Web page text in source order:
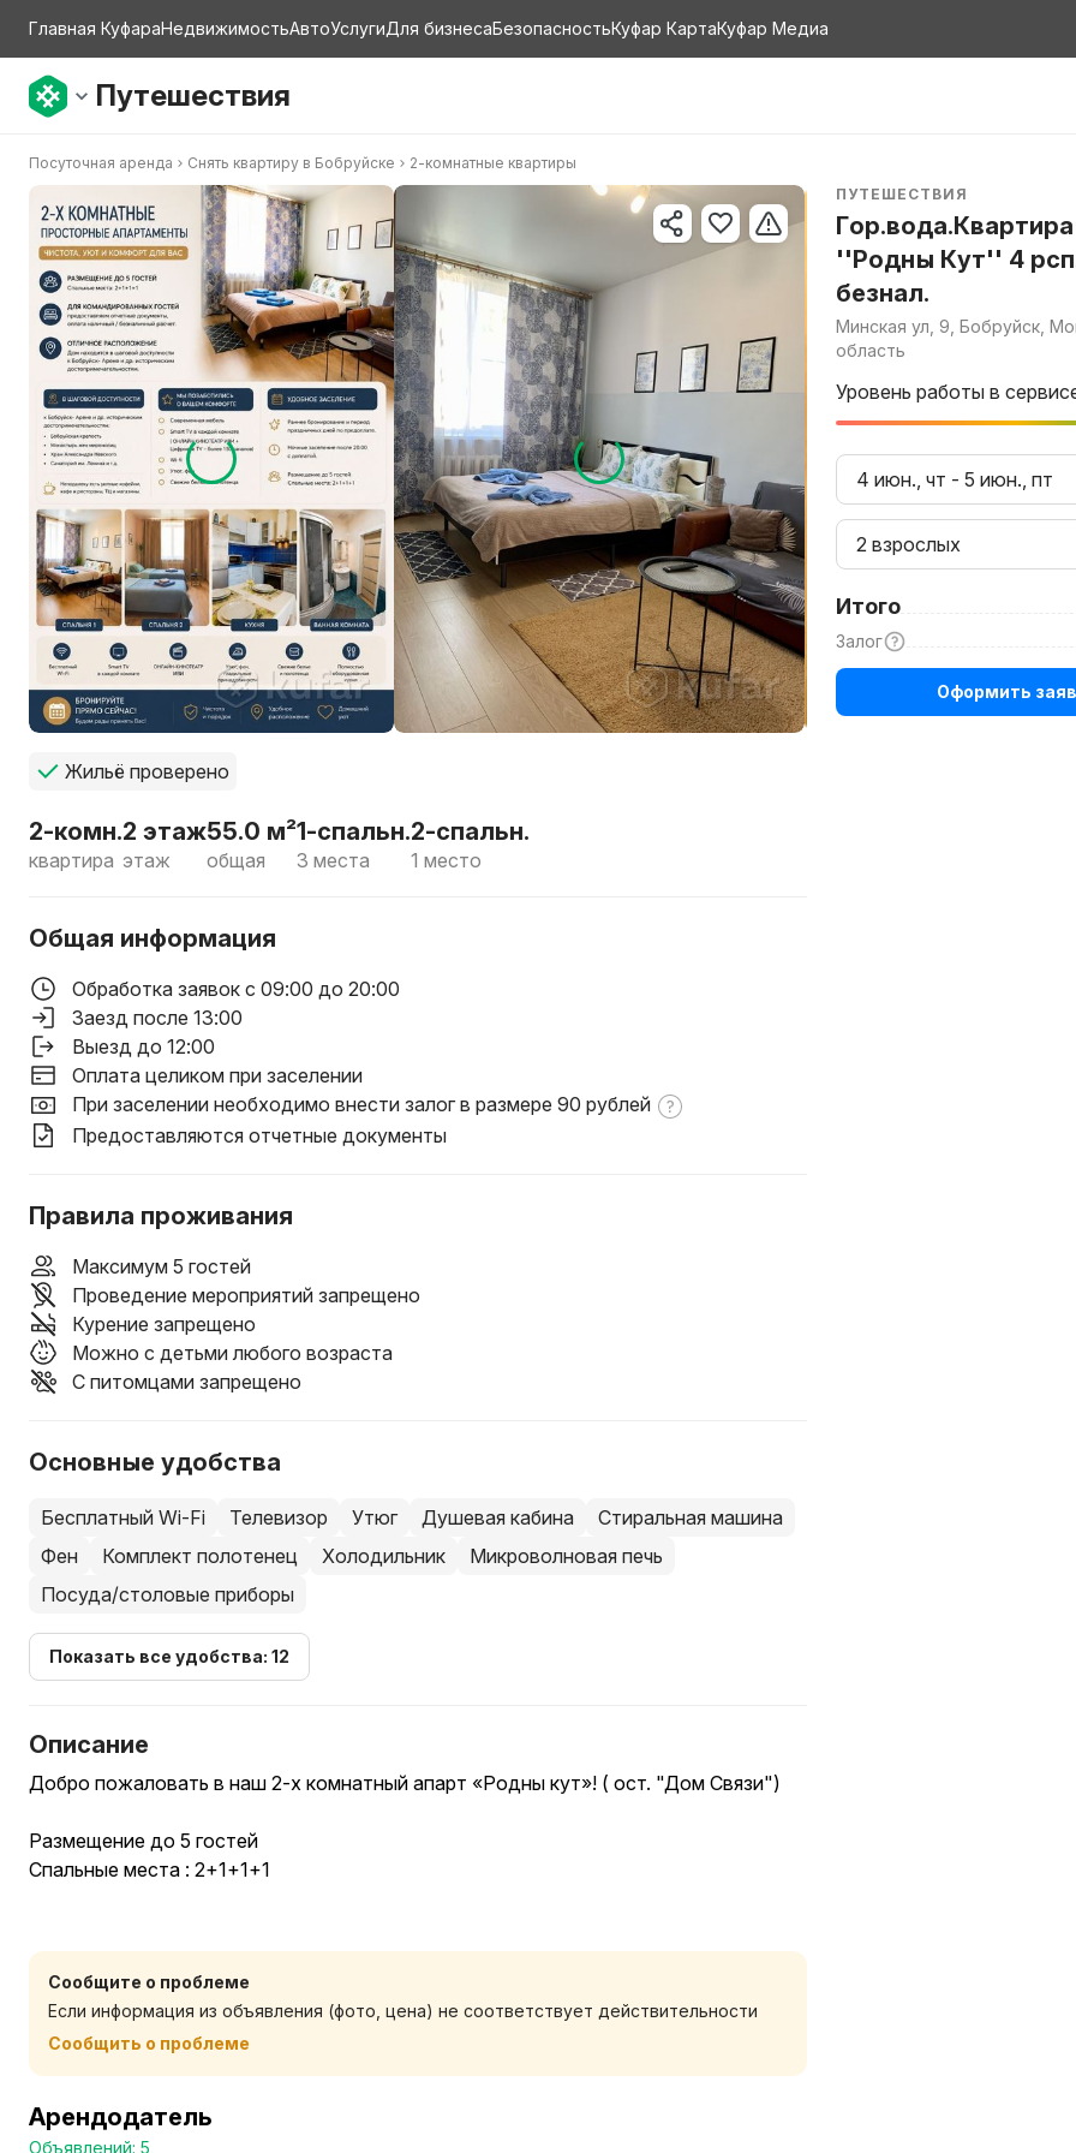
Главная КуфараНедвижимостьАвтоУслугиДля бизнесаБезопасностьКуфар КартаКуфар Медиа
Путешествия
Посуточная аренда Снять квартиру в Бобруйске 2-комнатные квартиры
Жильё проверено
2-комн.
квартира
2 этаж
этаж
55.0 м²
общая
1-спальн.
3 места
2-спальн.
1 место
Общая информация
Обработка заявок с 09:00 до 20:00
Заезд после 13:00
Выезд до 12:00
Оплата целиком при заселении
При заселении необходимо внести залог в размере 90 рублей
Предоставляются отчетные документы
Правила проживания
Максимум 5 гостей
Проведение мероприятий запрещено
Курение запрещено
Можно с детьми любого возраста
С питомцами запрещено
Основные удобства
Бесплатный Wi-Fi Телевизор Утюг Душевая кабина
Стиральная машина
Фен
Комплект полотенец Холодильник
Микроволновая печь
Посуда/столовые приборы
Показать все удобства: 12
Описание
Добро пожаловать в наш 2-х комнатный апарт «Родны кут»! ( ост. "Дом Связи")
Размещение до 5 гостей
Спальные места : 2+1+1+1
достопримечательностям:
- Бобруйская крепость,
-Монастырь жен мироносиц,
-Храм Александра Невского,",
Сообщите о проблеме
Если информация из объявления (фото, цена) не соответствует действительности
Сообщить о проблеме
Арендодатель
Объявлений: 5
ПУТЕШЕСТВИЯ
Гор.вода.Квартира
''Родны Кут'' 4
безнал.
Минская ул, 9, Бобруйск,
область
Уровень работы в
4 июн., чт - 5 июн., пт
2 взрослых
Итого
Залог
Оформить